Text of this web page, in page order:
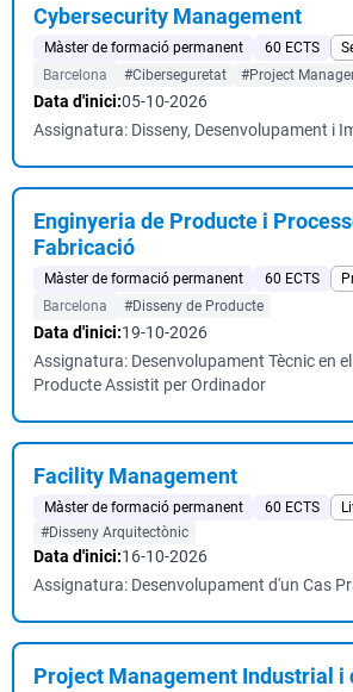
Cybersecurity Management
Màster de formació permanent 60 ECTS
Barcelona
#Ciberseguretat #Project
Data d'inici:05-10-2026
Assignatura: Disseny, Desenvolupament i
Enginyeria de Producte i
Fabricació
Màster de formació permanent 60 ECTS
Barcelona
#Disseny de Producte
Data d'inici:19-10-2026
Assignatura: Desenvolupament Tècnic en
Producte Assistit per Ordinador
Facility Management
Màster de formació permanent 60 ECTS
#Disseny Arquitectònic
Data d'inici:16-10-2026
Assignatura: Desenvolupament d'un Cas
Project Management Industrial i